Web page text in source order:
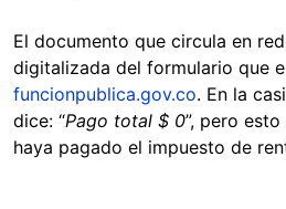
El documento que circula en
digitalizada del formulario que
funcionpublica.gov.co. En la
dice: “Pago total $ 0”, pero
haya pagado el impuesto de